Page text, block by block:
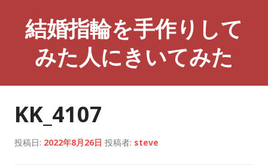
結婚指輪を手作りして
みた人にきいてみた
KK_4107
投稿日: 2022年8月26日 投稿者: steve